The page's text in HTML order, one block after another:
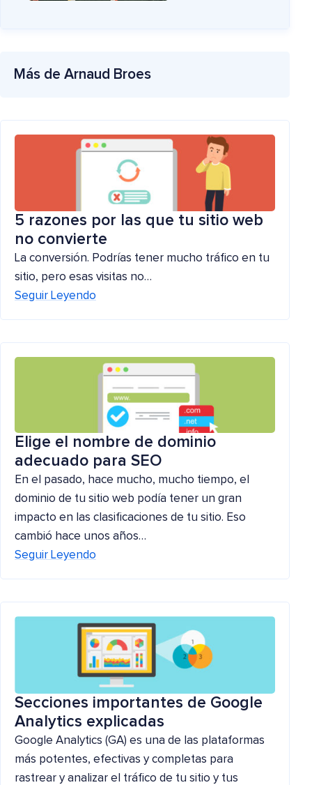
Más de Arnaud Broes
5 razones por las que tu sitio web
no convierte
La conversión. Podrías tener mucho tráfico en tu
sitio, pero esas visitas no…
Seguir Leyendo
Elige el nombre de dominio
adecuado para SEO
En el pasado, hace mucho, mucho tiempo, el
dominio de tu sitio web podía tener un gran
impacto en las clasificaciones de tu sitio. Eso
cambió hace unos años…
Seguir Leyendo
Secciones importantes de Google
Analytics explicadas
Google Analytics (GA) es una de las plataformas
más potentes, efectivas y completas para
rastrear y analizar el tráfico de tu sitio y tus